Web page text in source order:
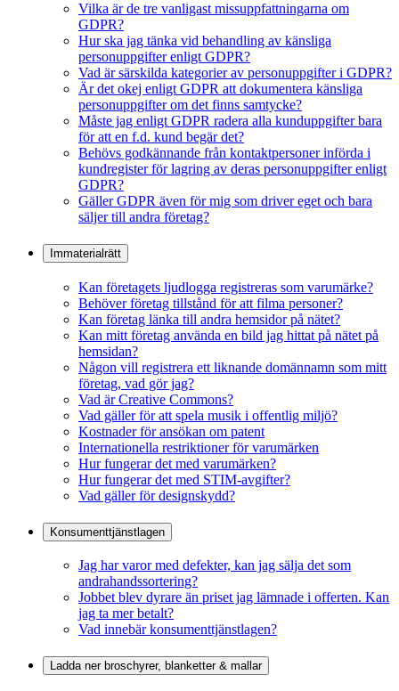
Vilka är de tre vanligast missuppfattningarna om
GDPR?
Hur ska jag tänka vid behandling av känsliga
personuppgifter enligt GDPR?
Vad är särskilda kategorier av personuppgifter i GDPR?
Är det okej enligt GDPR att dokumentera känsliga
personuppgifter om det finns samtycke?
Måste jag enligt GDPR radera alla kunduppgifter bara
för att en f.d. kund begär det?
Behövs godkännande från kontaktpersoner införda i
kundregister för lagring av deras personuppgifter enligt
GDPR?
Gäller GDPR även för mig som driver eget och bara
säljer till andra företag?
Immaterialrätt
Kan företagets ljudlogga registreras som varumärke?
Behöver företag tillstånd för att filma personer?
Kan företag länka till andra hemsidor på nätet?
Kan mitt företag använda en bild jag hittat på nätet på
hemsidan?
Någon vill registrera ett liknande domännamn som mitt
företag, vad gör jag?
Vad är Creative Commons?
Vad gäller för att spela musik i offentlig miljö?
Kostnader för ansökan om patent
Internationella restriktioner för varumärken
Hur fungerar det med varumärken?
Hur fungerar det med STIM-avgifter?
Vad gäller för designskydd?
Konsumenttjänstlagen
Jag har varor med defekter, kan jag sälja det som
andrahandssortering?
Jobbet blev dyrare än priset jag lämnade i offerten. Kan
jag ta mer betalt?
Vad innebär konsumenttjänstlagen?
Ladda ner broschyrer, blanketter & mallar